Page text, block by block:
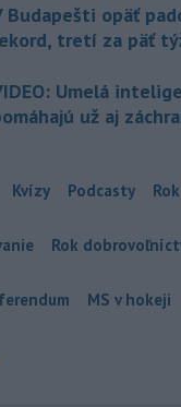
Budapešti opäť
tretí za päť
Umelá
už aj
Kvízy Podcasty
Rok
MS v hokeji